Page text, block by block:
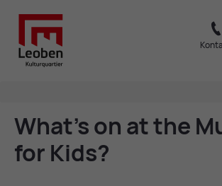
What’s on at the
for Kids?